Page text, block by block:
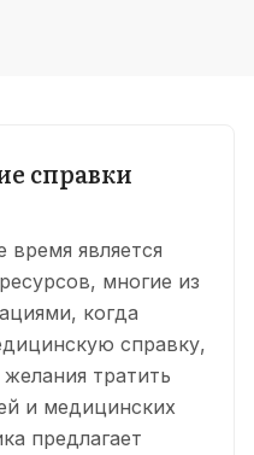
справки
является
многие из
когда
справку,
тратить
и медицинских
предлагает